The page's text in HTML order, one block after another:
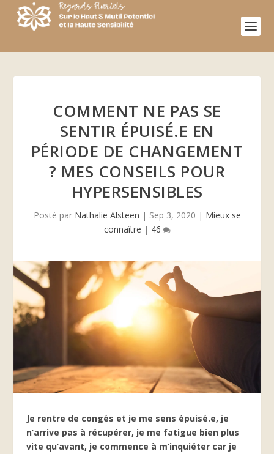
COMMENT NE PAS SE
SENTIR ÉPUISÉ.E EN
PÉRIODE DE CHANGEMENT
? MES CONSEILS POUR
HYPERSENSIBLES
Posté par Nathalie Alsteen | Sep 3, 2020 | Mieux se
connaître | 46
Je rentre de congés et je me sens épuisé.e, je
n’arrive pas à récupérer, je me fatigue bien plus
vite qu’avant, je commence à m’inquiéter car je